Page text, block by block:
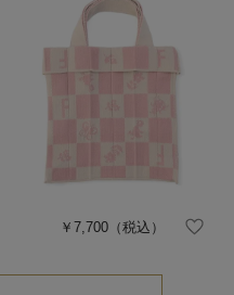
￥7,700（税込）